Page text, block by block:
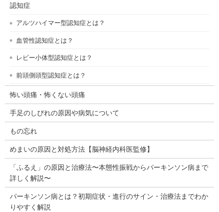
認知症
アルツハイマー型認知症とは？
血管性認知症とは？
レビー小体型認知症とは？
前頭側頭型認知症とは？
怖い頭痛・怖くない頭痛
手足のしびれの原因や病気について
もの忘れ
めまいの原因と対処方法【脳神経内科医監修】
「ふるえ」の原因と治療法〜本態性振戦からパーキンソン病まで
詳しく解説〜
パーキンソン病とは？初期症状・進行のサイン・治療法までわか
りやすく解説